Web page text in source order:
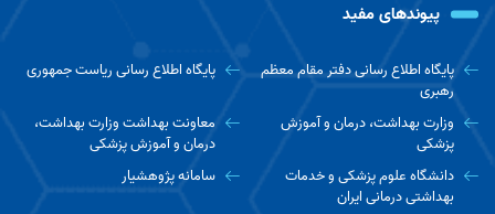
پیوندهای مفید
پایگاه اطلاع رسانی دفتر مقام معظم
رهبری
پایگاه اطلاع رسانی ریاست جمهوری
وزارت بهداشت، درمان و آموزش
پزشکی
معاونت بهداشت وزارت بهداشت،
درمان و آموزش پزشکی
دانشگاه علوم پزشکی و خدمات
بهداشتی درمانی ایران
سامانه پژوهشیار